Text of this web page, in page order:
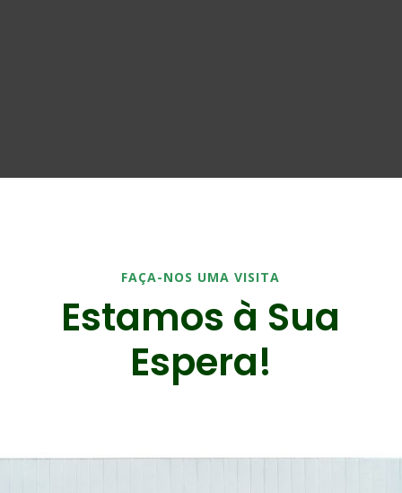
FAÇA-NOS UMA VISITA
Estamos à Sua
Espera!